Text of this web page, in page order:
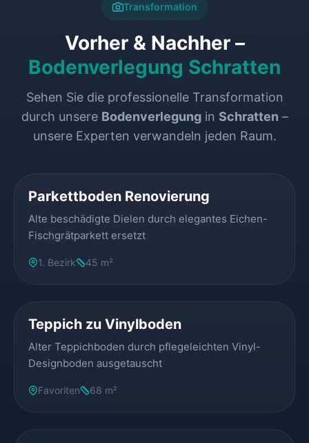
Transformation
Vorher & Nachher –
Bodenverlegung Schratten
Sehen Sie die professionelle Transformation
durch unsere Bodenverlegungin Schratten –
unsere Experten verwandeln jeden Raum.
Parkettboden Renovierung
Alte beschädigte Dielen durch elegantes Eichen-
Fischgrätparkett ersetzt
1. Bezirk 45 m²
Teppich zu Vinylboden
Alter Teppichboden durch pflegeleichten Vinyl-
Designboden ausgetauscht
Favoriten 68 m²